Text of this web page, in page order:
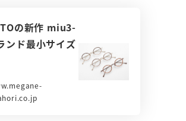
の新作 miu3-
ンド最小サイズ